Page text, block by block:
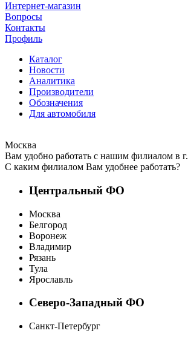
Интернет-магазин
Вопросы
Контакты
Профиль
Каталог
Новости
Аналитика
Производители
Обозначения
Для автомобиля
Москва
Вам удобно работать с нашим филиалом в г.
С каким филиалом Вам удобнее работать?
Центральный ФО
Москва
Белгород
Воронеж
Владимир
Рязань
Тула
Ярославль
Северо-Западный ФО
Санкт-Петербург